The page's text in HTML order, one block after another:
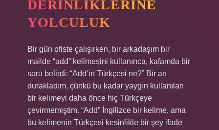
DERINLIKLERINE
YOLCULUK
Bir gün ofiste çalışırken, bir arkadaşım bir
mailde “add” kelimesini kullanınca, kafamda bir
soru belirdi: “Add’in Türkçesi ne?” Bir an
durakladım, çünkü bu kadar yaygın kullanılan
bir kelimeyi daha önce hiç Türkçeye
çevirmemiştim. “Add” İngilizce bir kelime, ama
bu kelimenin Türkçesi kesinlikle bir şey ifade